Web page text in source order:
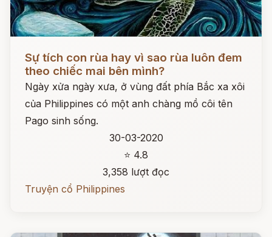
Sự tích con rùa hay vì sao rùa luôn đem
theo chiếc mai bên mình?
Ngày xửa ngày xưa, ở vùng đất phía Bắc xa xôi
của Philippines có một anh chàng mồ côi tên
Pago sinh sống.
30-03-2020
⭐ 4.8
3,358 lượt đọc
Truyện cổ Philippines